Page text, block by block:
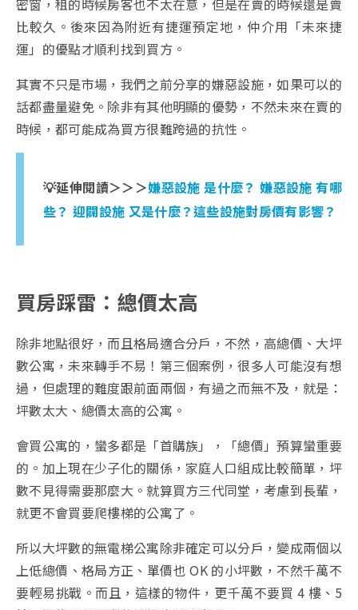
密窗，租的時候房客也不太在意，但是在賣的時候還是賣
比較久。後來因為附近有捷運預定地，仲介用「未來捷
運」的優點才順利找到買方。
其實不只是市場，我們之前分享的嫌惡設施，如果可以的
話都盡量避免。除非有其他明顯的優勢，不然未來在賣的
時候，都可能成為買方很難跨過的抗性。
💡延伸閱讀＞＞＞嫌惡設施 是什麼？ 嫌惡設施 有哪
些？ 迎闢設施 又是什麼？這些設施對房價有影響？
買房踩雷：總價太高
除非地點很好，而且格局適合分戶，不然，高總價、大坪
數公寓，未來轉手不易！第三個案例，很多人可能沒有想
過，但處理的難度跟前面兩個，有過之而無不及，就是：
坪數太大、總價太高的公寓。
會買公寓的，蠻多都是「首購族」，「總價」預算蠻重要
的。加上現在少子化的關係，家庭人口組成比較簡單，坪
數不見得需要那麼大。就算買方三代同堂，考慮到長輩，
就更不會買要爬樓梯的公寓了。
所以大坪數的無電梯公寓除非確定可以分戶，變成兩個以
上低總價、格局方正、單價也 OK 的小坪數，不然千萬不
要輕易挑戰。而且，這樣的物件，更千萬不要買 4 樓、5